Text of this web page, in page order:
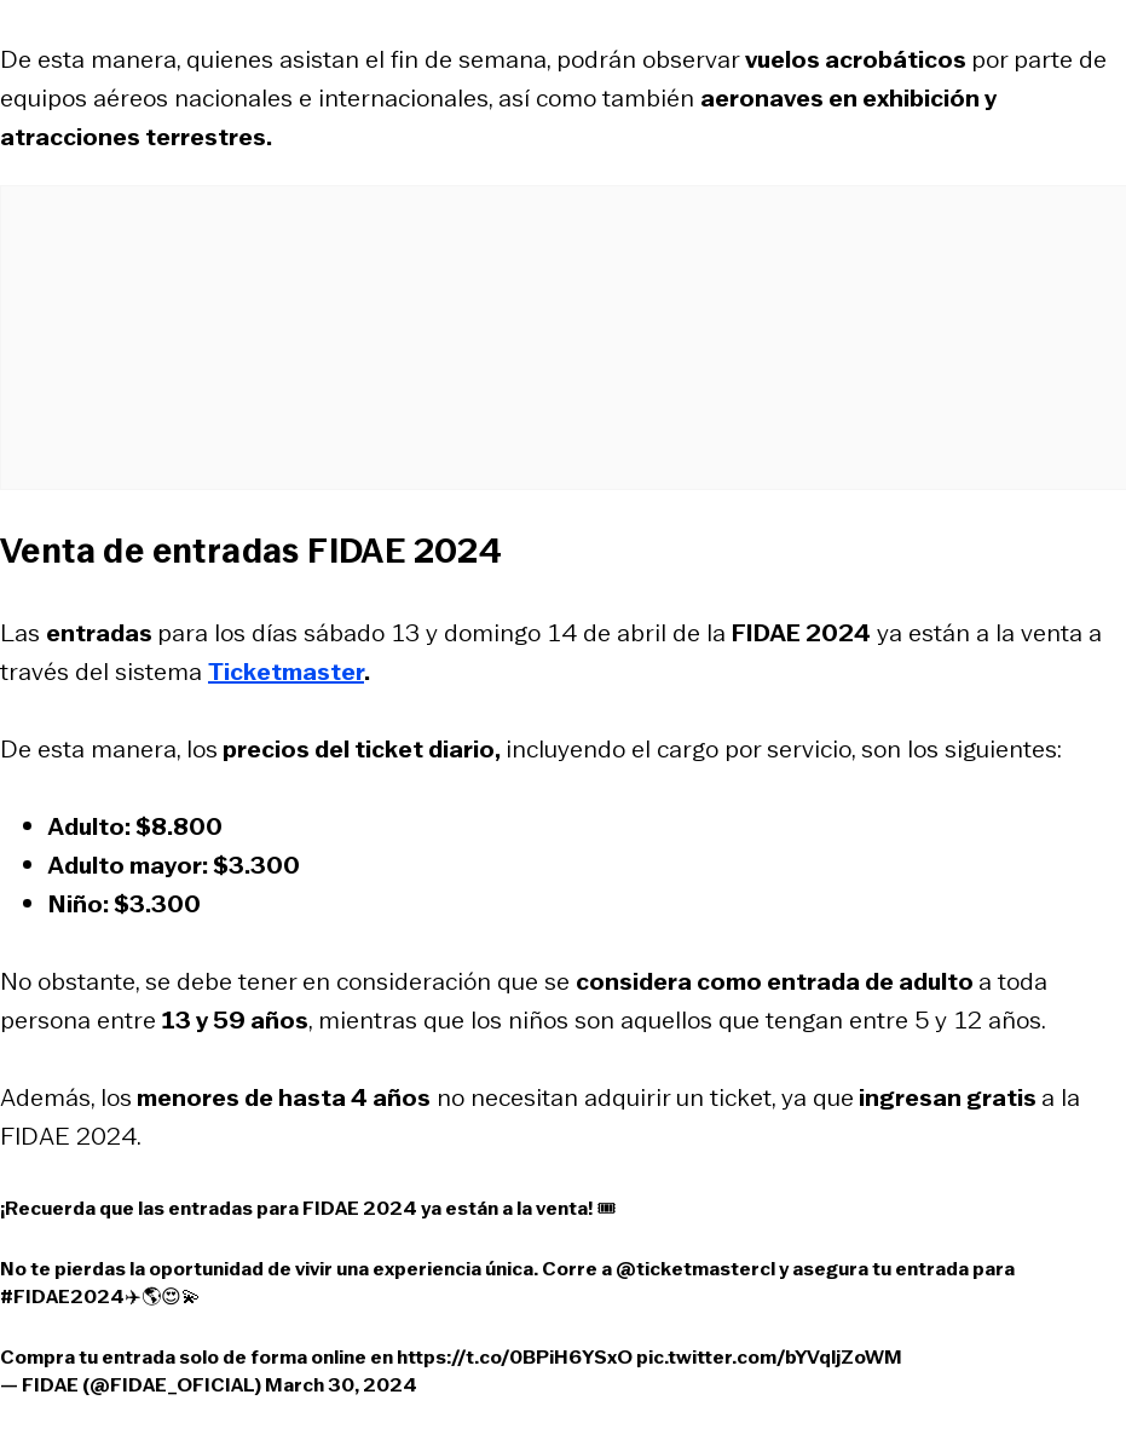
De esta manera, quienes asistan el fin de semana, podrán observarvuelos acrobáticos por parte de
equipos aéreos nacionales e internacionales, así como también aeronaves en exhibición y
atracciones terrestres.
Venta de entradas FIDAE 2024
Las entradas para los días sábado 13 y domingo 14 de abril de la FIDAE 2024 ya están a la venta a
través del sistema Ticketmaster.
De esta manera, los precios delticketdiario, incluyendo el cargo por servicio, son los siguientes:
Adulto:$8.800
Adulto mayor: $3.300
Niño:$3.300
No obstante, se debe tener en consideración que se considera como entrada de adulto a toda
persona entre 13 y 59 años, mientras que los niños son aquellos que tengan entre 5 y 12 años.
Además, los menores de hasta 4 años no necesitan adquirir unticket, ya que ingresan gratis a la
FIDAE 2024.
¡Recuerda que las entradas para FIDAE 2024 ya están a la venta! 🎟️
No te pierdas la oportunidad de vivir una experiencia única. Corre a@ticketmastercly asegura tu entrada para
#FIDAE2024✈️🌎😍💫
Compra tu entrada solo de forma online enhttps://t.co/0BPiH6YSxOpic.twitter.com/bYVqljZoWM
— FIDAE (@FIDAE_OFICIAL)March 30, 2024